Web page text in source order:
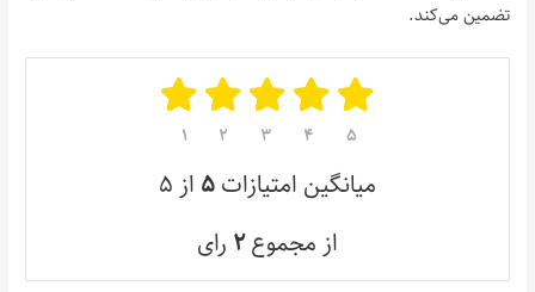
تضمین می‌کند.
۱ ۲ ۳ ۴ ۵
میانگین امتیازات۵ از ۵
از مجموع۲ رای